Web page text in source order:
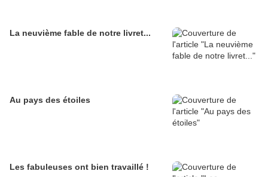
La neuvième fable de notre livret...
Au pays des étoiles
Les fabuleuses ont bien travaillé !